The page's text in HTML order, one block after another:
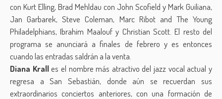
con Kurt Elling, Brad Mehldau con John Scofield y Mark Guiliana,
Jan Garbarek, Steve Coleman, Marc Ribot and The Young
Philadelphians, Ibrahim Maalouf y Christian Scott. El resto del
programa se anunciará a finales de febrero y es entonces
cuando las entradas saldrán a la venta.
Diana Kralles el nombre más atractivo del jazz vocal actual y
regresa a San Sebastián, donde aún se recuerdan sus
extraordinarios conciertos anteriores, con una formación de